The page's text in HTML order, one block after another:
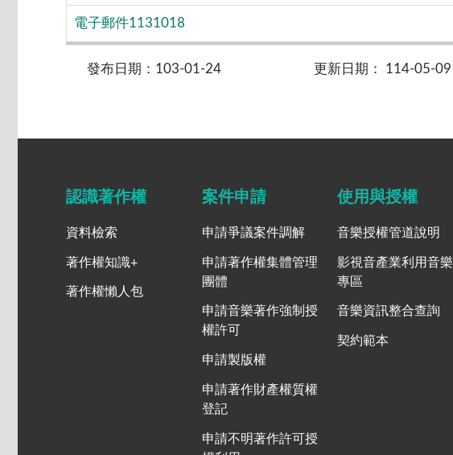
電子郵件1131018
發布日期：103-01-24 更新日期： 114-05-09
認識著作權
資料檢索
著作權知識+
著作權懶人包
案件申請
申請爭議案件調解
申請著作權集體管理
團體
申請音樂著作強制授
權許可
申請製版權
申請著作財產權質權
登記
申請不明著作許可授
使用與授權
音樂授權管道說明
影視音產業利用音樂
專區
音樂資訊整合查詢
契約範本